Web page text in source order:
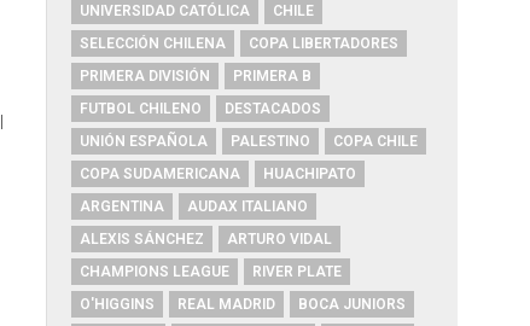
UNIVERSIDAD CATÓLICA
CHILE
SELECCIÓN CHILENA
COPA LIBERTADORES
PRIMERA DIVISIÓN
PRIMERA B
FUTBOL CHILENO
DESTACADOS
UNIÓN ESPAÑOLA
PALESTINO
COPA CHILE
COPA SUDAMERICANA
HUACHIPATO
ARGENTINA
AUDAX ITALIANO
ALEXIS SÁNCHEZ
ARTURO VIDAL
CHAMPIONS LEAGUE
RIVER PLATE
O'HIGGINS
REAL MADRID
BOCA JUNIORS